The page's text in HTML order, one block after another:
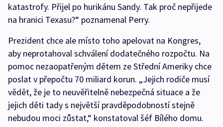
katastrofy. Přijel po hurikánu Sandy. Tak proč nepřijede
na hranici Texasu?“ poznamenal Perry.
Prezident chce ale místo toho apelovat na Kongres,
aby neprotahoval schválení dodatečného rozpočtu. Na
pomoc nezaopatřeným dětem ze Střední Ameriky chce
poslat v přepočtu 70 miliard korun. „Jejich rodiče musí
vědět, že je to neuvěřitelně nebezpečná situace a že
jejich děti tady s největší pravděpodobností stejně
nebudou moci zůstat,“ konstatoval šéf Bílého domu.